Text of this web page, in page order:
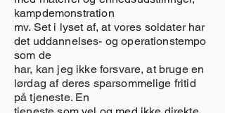
kampdemonstration
mv. Set i lyset af, at vores soldater har
det uddannelses- og operationstempo
som de
har, kan jeg ikke forsvare, at bruge en
lørdag af deres sparsommelige fritid
på tjeneste. En